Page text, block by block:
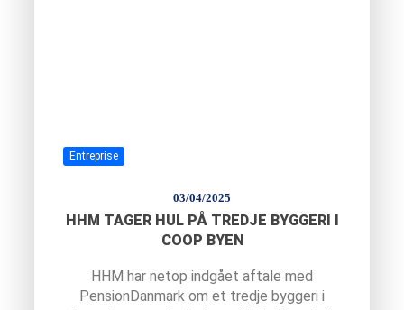
Entreprise
03/04/2025
HHM TAGER HUL PÅ TREDJE BYGGERI I
COOP BYEN
HHM har netop indgået aftale med
PensionDanmark om et tredje byggeri i